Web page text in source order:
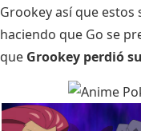
Grookey así que
haciendo que Go se
que Grookey perdió